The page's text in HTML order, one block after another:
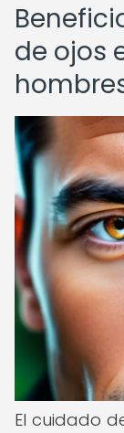
de ojos
El cuidado